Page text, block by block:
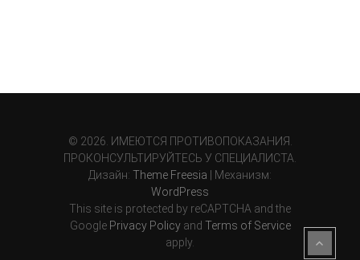
© 2026. ИМЕЮТСЯ ПРОТИВОПОКАЗАНИЯ.
ПРОКОНСУЛЬТИРУЙТЕСЬ У СПЕЦИАЛИСТА.
Дизайн: Theme Freesia | Механизм:
WordPress
This site is protected by reCAPTCHA and the
Google Privacy Policyand Terms of Service
apply.